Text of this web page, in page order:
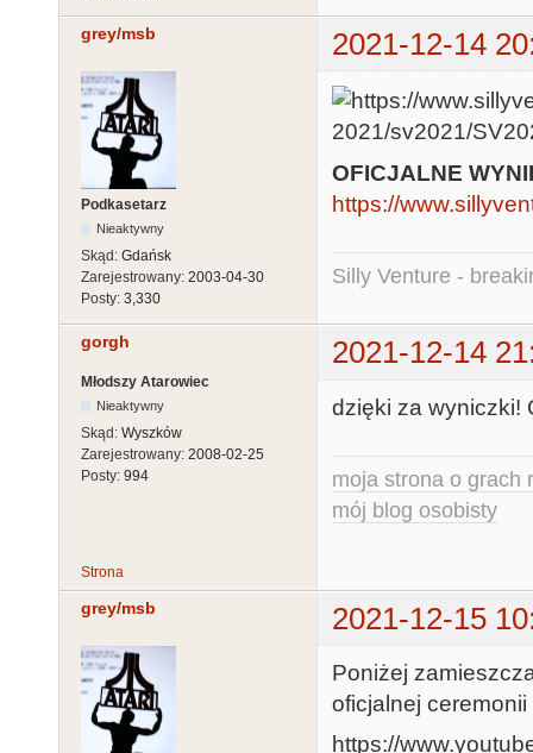
grey/msb 2021-12-14
Podkasetarz
Nieaktywny
Skąd: Gdańsk
Zarejestrowany: 2003-04-30
Posty: 3,330
OFICJALNE
https://
Silly Venture -
gorgh 2021-12-14
Młodszy Atarowiec
Nieaktywny
Skąd: Wyszków
Zarejestrowany: 2008-02-25
Posty: 994
dzięki za wyniczki!
moja strona o grach
mój blog osobisty
Strona
grey/msb 2021-12-15
Poniżej
oficjalnej
https://